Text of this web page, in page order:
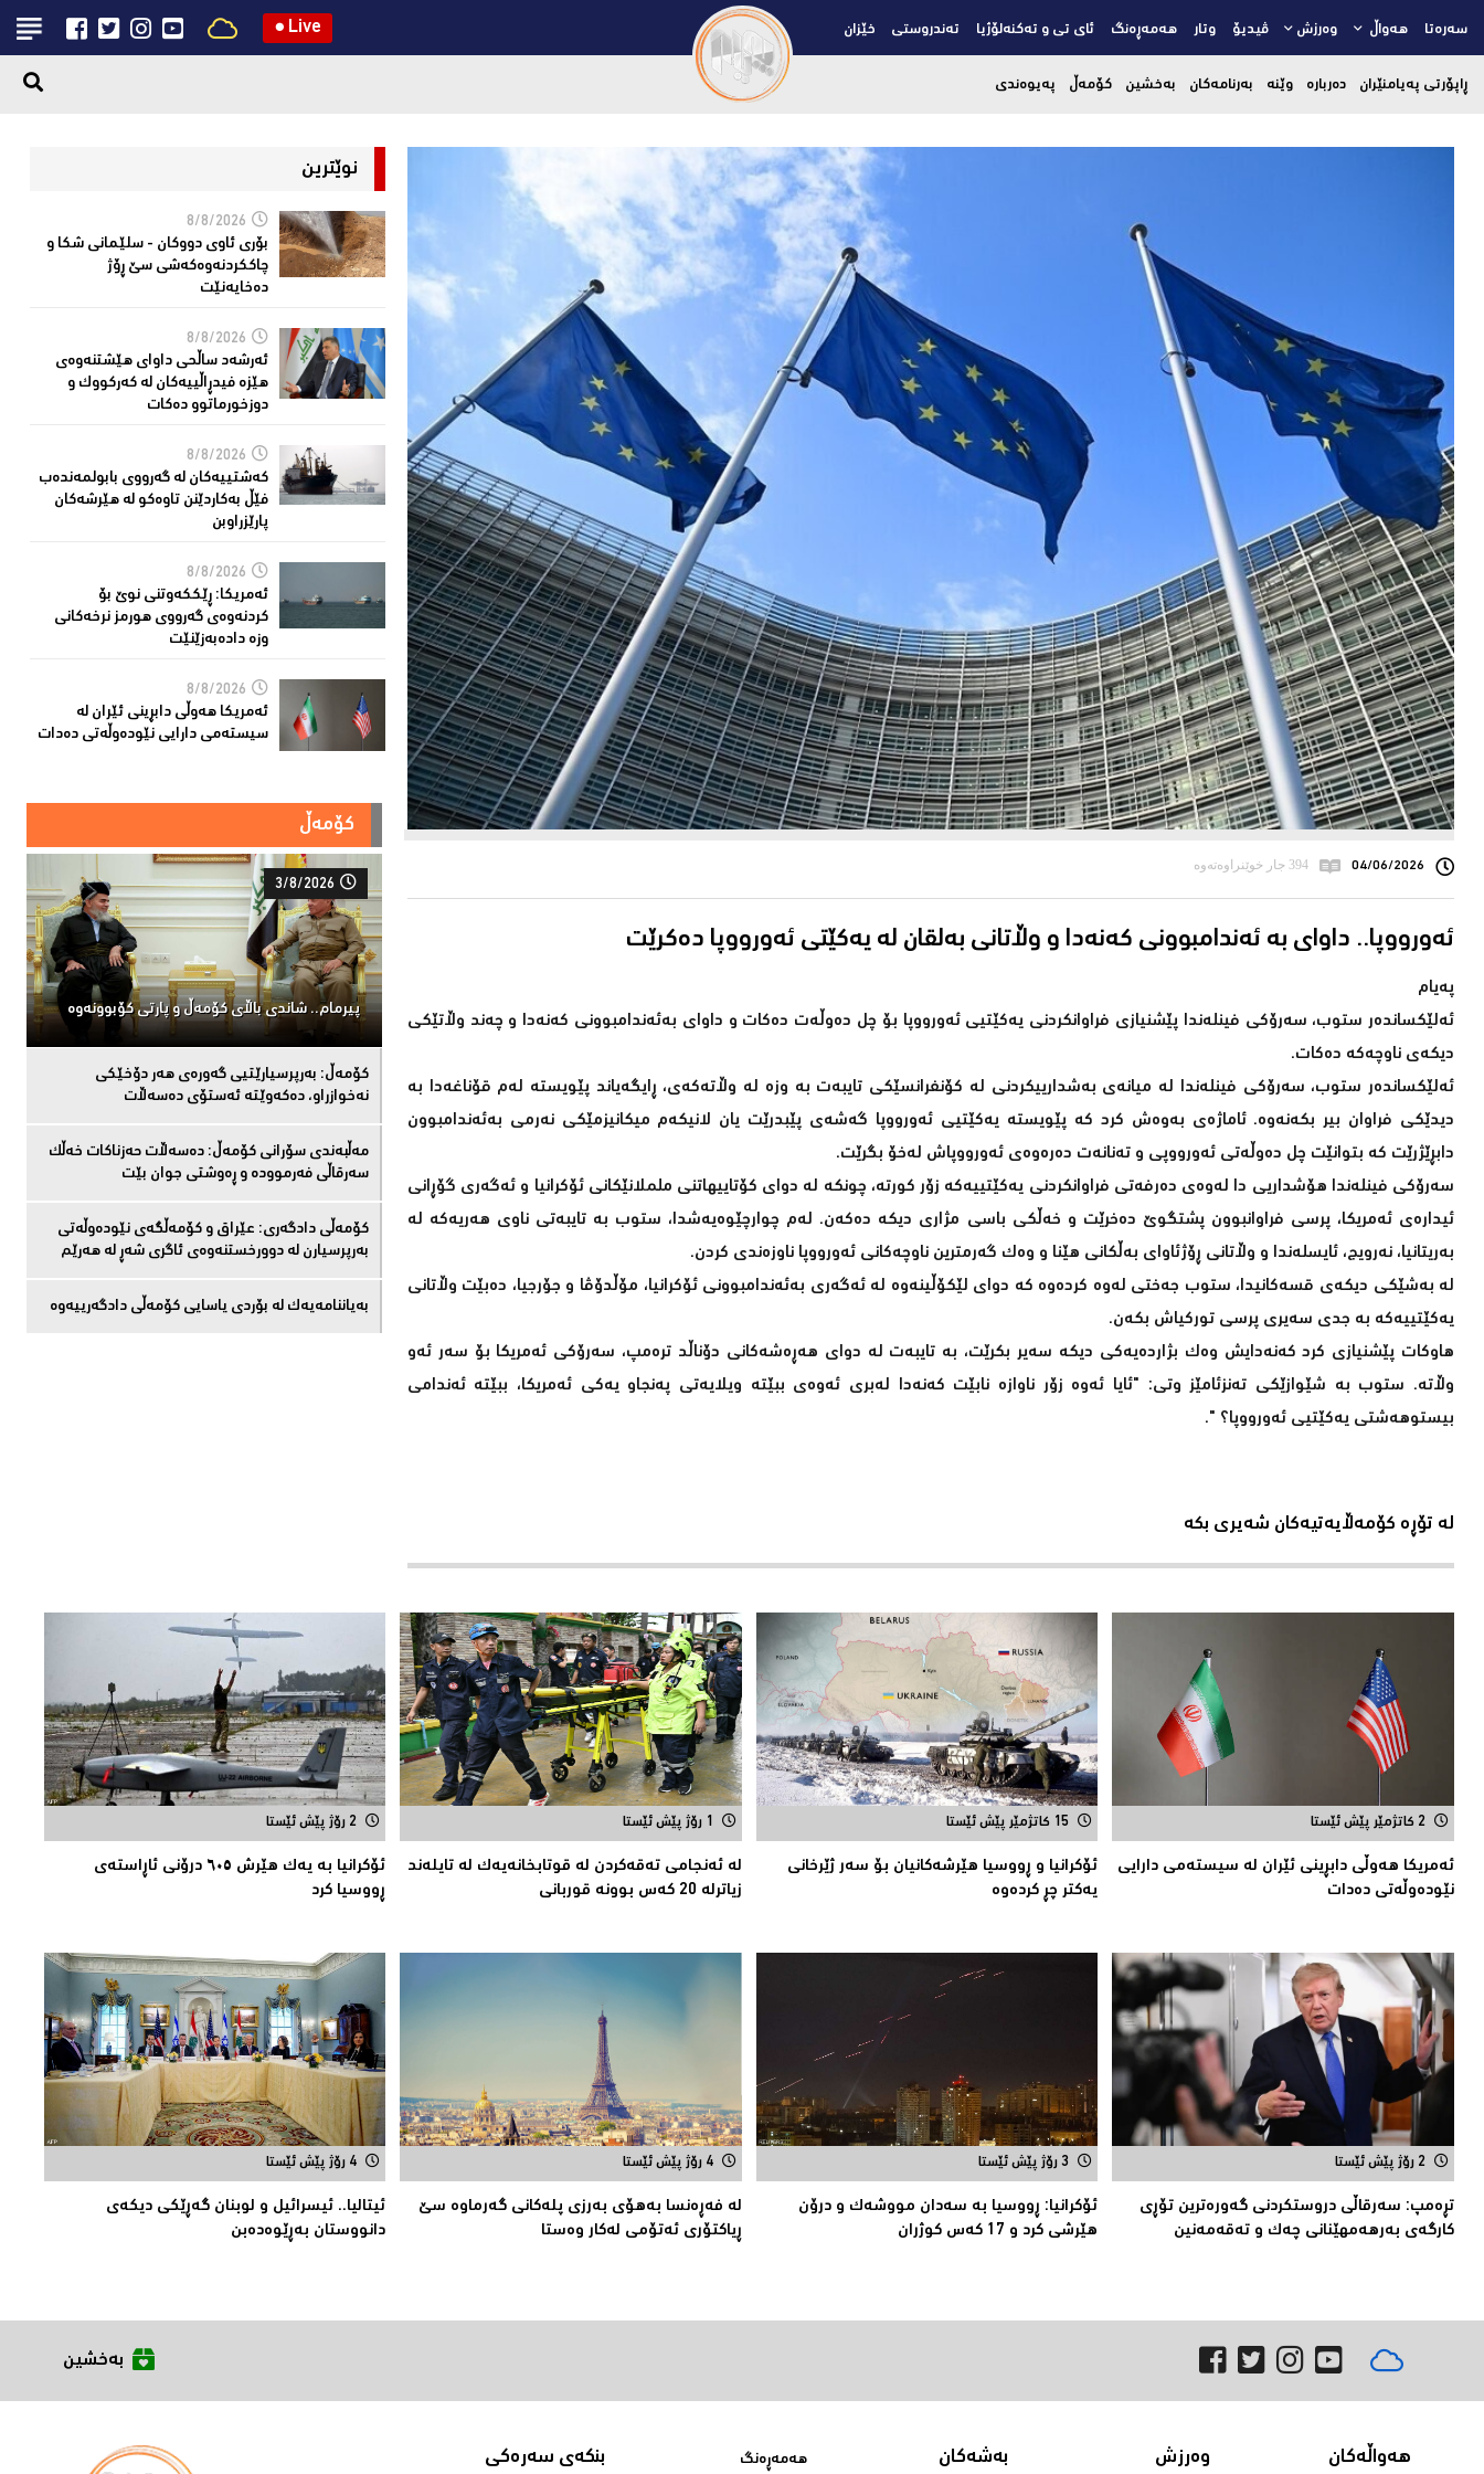
سەرەتا هەواڵ وەرزش ڤیدیۆ وتار هەمەڕەنگ ئای تی و تەکنەلۆژیا تەندروستی خێزان ● Live
ڕاپۆرتی پەیامنێران دەربارە وێنە بەرنامەکان بەخشین کۆمەڵ پەیوەندی
04/06/2026 394 جار خوێنراوەتەوە
ئه‌ورووپا.. داوای به‌ ئه‌ندامبوونی كه‌نه‌دا و وڵاتانی به‌لقان له‌ یه‌كێتی ئه‌ورووپا ده‌كرێت
په‌یام
ئەلێکساندەر ستوب، سەرۆکی فینلەندا پێشنیازی فراوانکردنی یەکێتیی ئەورووپا بۆ چل دەوڵەت دەکات و داوای بەئەندامبوونی کەنەدا و چەند وڵاتێکی
دیکەی ناوچەکە دەکات.
ئەلێکساندەر ستوب، سەرۆکی فینلەندا لە میانەی بەشدارییکردنی لە کۆنفرانسێکی تایبەت بە وزە لە وڵاتەکەی، ڕایگەیاند پێویستە لەم قۆناغەدا بە
دیدێکی فراوان بیر بکەنەوە. ئاماژەی بەوەش کرد کە پێویستە یەکێتیی ئەورووپا گەشەی پێبدرێت یان لانیکەم میکانیزمێکی نەرمی بەئەندامبوون
دابڕێژرێت کە بتوانێت چل دەوڵەتی ئەورووپی و تەنانەت دەرەوەی ئەورووپاش لەخۆ بگرێت.
سەرۆکی فینلەندا هۆشداریی دا لەوەی دەرفەتی فراوانکردنی یەکێتییەکە زۆر کورتە، چونکە لە دوای کۆتاییهاتنی ململانێکانی ئۆکرانیا و ئەگەری گۆڕانی
ئیدارەی ئەمریکا، پرسی فراوانبوون پشتگوێ دەخرێت و خەڵکی باسی مژاری دیکە دەکەن. لەم چوارچێوەیەشدا، ستوب بە تایبەتی ناوی هەریەکە لە
بەریتانیا، نەرویج، ئایسلەندا و وڵاتانی ڕۆژئاوای بەڵکانی هێنا و وەک گەرمترین ناوچەکانی ئەورووپا ناوزەندی کردن.
لە بەشێکی دیکەی قسەکانیدا، ستوب جەختی لەوە کردەوە کە دوای لێکۆڵینەوە لە ئەگەری بەئەندامبوونی ئۆکرانیا، مۆڵدۆڤا و جۆرجیا، دەبێت وڵاتانی
یەکێتییەکە بە جدی سەیری پرسی تورکیاش بکەن.
هاوکات پێشنیازی کرد کەنەدایش وەک بژاردەیەکی دیکە سەیر بکرێت، بە تایبەت لە دوای هەڕەشەکانی دۆناڵد ترەمپ، سەرۆکی ئەمریکا بۆ سەر ئەو
وڵاتە. ستوب بە شێوازێکی تەنزئامێز وتی: "ئایا ئەوە زۆر ناوازە نابێت کەنەدا لەبری ئەوەی ببێتە ویلایەتی پەنجاو یەکی ئەمریکا، ببێتە ئەندامی
بیستوهەشتی یەکێتیی ئەورووپا؟ ".
لە تۆڕە کۆمەڵایەتیەکان شەیری بکە
نوێترین
8/8/2026
بۆری ئاوی دووکان - سلێمانی شکا و
چاککردنەوەکەشى سێ ڕۆژ
دەخایەنێت
8/8/2026
ئەرشەد ساڵحی داواى هێشتنەوەى
هێزە فیدڕاڵییەکان لە كەركووك و
دوزخورماتوو دەکات
8/8/2026
کەشتییەکان لە گەرووى بابولمەندەب
فێڵ بەکاردێنن تاوەکو لە هێرشەکان
پارێزراوبن
8/8/2026
ئەمریكا: ڕێککەوتنى نوێ بۆ
كردنەوەی گەرووی هورمز نرخەكانی
وزە دادەبەزێنێت
8/8/2026
ئەمریکا هەوڵى دابڕینى ئێران لە
سیستەمی دارایی نێودەوڵەتی دەدات
کۆمەڵ
3/8/2026
پیرمام.. شاندی باڵای كۆمه‌ڵ و پارتی كۆبوونه‌وه‌
كۆمەڵ: بەرپرسیارێتیی گەورەی هەر دۆخێکی
نەخوازراو، دەكەوێتە ئەستۆی دەسەڵات
مەڵبەندى سۆرانى کۆمەڵ: دەسەڵات حەزناکات خەڵک
سەرقاڵى فەرموودە و ڕەوشتى جوان بێت
کۆمەڵى دادگەرى: عێراق و كۆمەڵگەی نێودەوڵەتی
بەرپرسیارن لە دوورخستنەوەى ئاگری شەڕ لە هەرێم
بەیاننامەیەک لە بۆردی یاسایی کۆمەڵی دادگەرییەوە
2 کاتژمێر پێش ئێستا
ئەمریکا هەوڵى دابڕینى ئێران لە سیستەمی دارایی
نێودەوڵەتی دەدات
15 کاتژمێر پێش ئێستا
ئۆكرانیا و ڕووسیا هێرشەكانیان بۆ سەر ژێرخانی
یەكتر چڕ كردەوە
1 رۆژ پێش ئێستا
لە ئەنجامی تەقەكردن لە قوتابخانەیەك لە تایلەند
زیاترلە 20 كەس بوونە قوربانى
2 رۆژ پێش ئێستا
ئۆکرانیا بە یەک هێرش ٦٠٥ درۆنی ئاڕاستەى
ڕووسیا کرد
2 رۆژ پێش ئێستا
تڕەمپ: سەرقاڵى دروستکردنی گەورەترین تۆڕى
کارگەى بەرهەمهێنانى چەک و تەقەمەنین
3 رۆژ پێش ئێستا
ئۆكرانیا: ڕووسیا به‌ سه‌دان مووشه‌ك و درۆن
هێرشی كرد و 17 كه‌س كوژران
4 رۆژ پێش ئێستا
لە فەڕەنسا بەهۆی بەرزی پلەکانی گەرماوە سێ
ڕیاکتۆری ئەتۆمی له‌كار وه‌ستا
4 رۆژ پێش ئێستا
ئیتالیا.. ئیسرائیل و لوبنان گه‌ڕێكی دیكه‌ی
دانووستان به‌ڕێوه‌ده‌بن
بەخشین
هەواڵەکان وەرزش بەشەکان هەمەڕەنگ بنکەی سەرەکی